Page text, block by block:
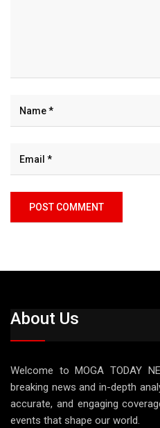
About Us
Welcome to MOGA TODAY
breaking news and in-depth
accurate, and engaging
events that shape our world.